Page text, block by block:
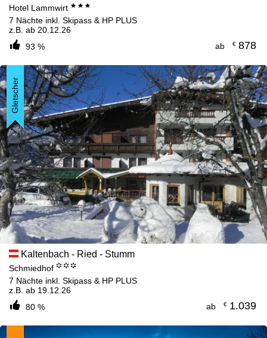
Hotel Lammwirt ***
7 Nächte inkl. Skipass & HP PLUS
z.B. ab 20.12.26
93 %
ab €878
Kaltenbach - Ried - Stumm
Schmiedhof °°°
7 Nächte inkl. Skipass & HP PLUS
z.B. ab 19.12.26
80 %
ab €1.039
Gletscher